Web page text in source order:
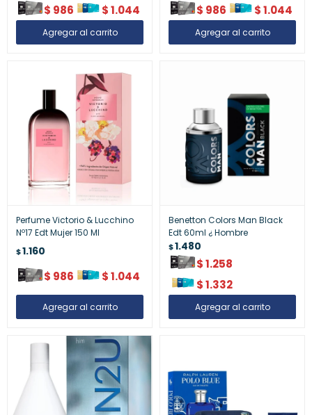
$ 986 $1.044 $ 986 $1.044
Perfume Victorio & Lucchino
Nº17 Edt Mujer 150 Ml
$1.160
$ 986 $1.044
Benetton Colors Man Black
Edt 60ml ¿ Hombre
$1.480
$1.258
$1.332